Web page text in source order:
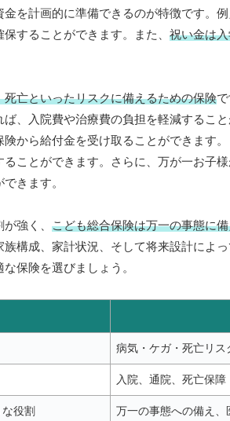
を計画的に準備できるのが特徴です。
することができます。また、 祝い金は
亡といったリスクに備えるための保険
、入院費や治療費の負担を軽減するこ
から給付金を受け取ることができます。
ことができます。さらに、万が一お子
きます。
強く、 こども総合保険は万一の事態に
構成、家計状況、そして将来設計によ
保険を選びましょう。
病気・ケガ・死亡リス
入院、通院、死亡保障
役割 万一の事態への備え、